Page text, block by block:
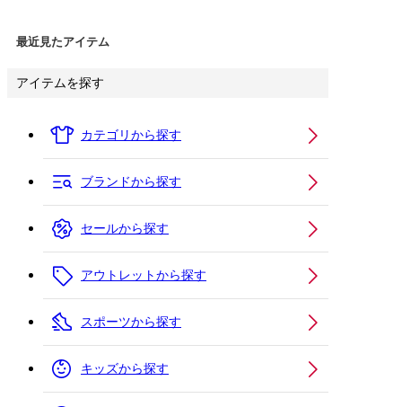
最近見たアイテム
アイテムを探す
カテゴリから探す
ブランドから探す
セールから探す
アウトレットから探す
スポーツから探す
キッズから探す